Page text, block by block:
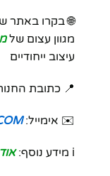
🌐 בקרו באתר
מגוון עצום של
עיצוב ייחודיים
📍 כתובת
✉️ אימייל:
ℹ️ מידע נוסף: